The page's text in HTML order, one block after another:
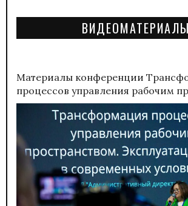
ВИДЕОМАТЕРИАЛЫ
Материалы конференции
процессов управления рабочим